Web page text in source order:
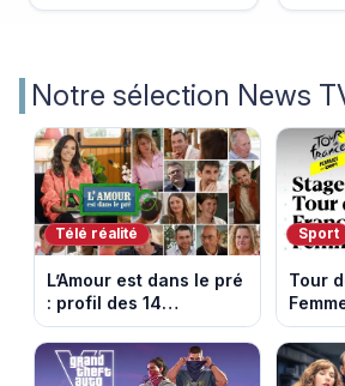
Notre sélection News
Télé réalité
L’Amour est dans le pré
: profil des 14
agriculteurs, speed
dating inédit et de
nouvelles histoires
Sport
Tour
vidéo
entre